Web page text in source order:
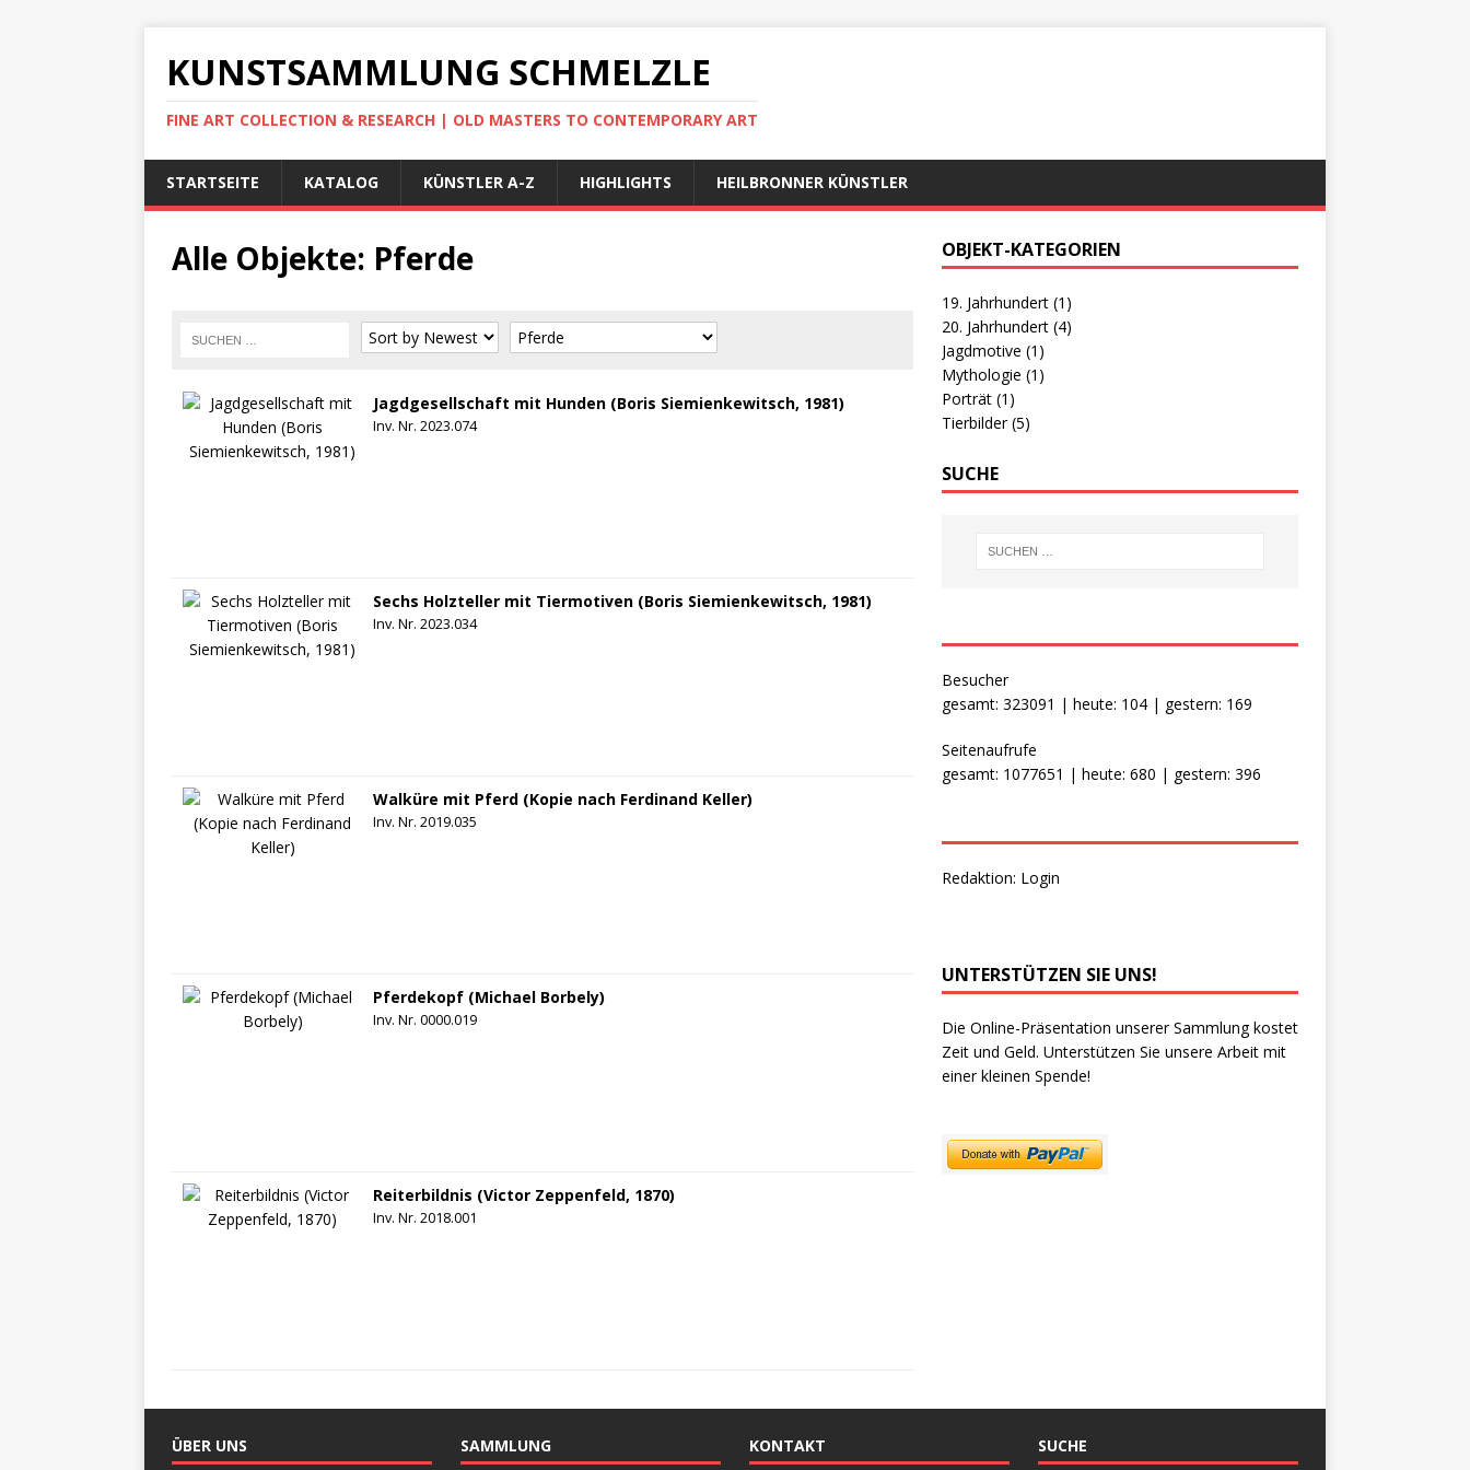
KUNSTSAMMLUNG SCHMELZLE
FINE ART COLLECTION & RESEARCH | OLD MASTERS TO CONTEMPORARY ART
STARTSEITE KATALOG KÜNSTLER A-Z HIGHLIGHTS HEILBRONNER KÜNSTLER
Alle Objekte: Pferde
Jagdgesellschaft mit Hunden (Boris Siemienkewitsch, 1981)
Inv. Nr. 2023.074
Sechs Holzteller mit Tiermotiven (Boris Siemienkewitsch, 1981)
Inv. Nr. 2023.034
Walküre mit Pferd (Kopie nach Ferdinand Keller)
Inv. Nr. 2019.035
Pferdekopf (Michael Borbely)
Inv. Nr. 0000.019
Reiterbildnis (Victor Zeppenfeld, 1870)
Inv. Nr. 2018.001
OBJEKT-KATEGORIEN
19. Jahrhundert (1)
20. Jahrhundert (4)
Jagdmotive (1)
Mythologie (1)
Porträt (1)
Tierbilder(5)
SUCHE
Besucher
gesamt: 323091 | heute: 104 | gestern: 169
Seitenaufrufe
gesamt: 1077651 | heute: 680 | gestern: 396
Redaktion: Login
UNTERSTÜTZEN SIE UNS!
Die Online-Präsentation unserer Sammlung kostet
Zeit und Geld. Unterstützen Sie unsere Arbeit mit
einer kleinen Spende!
ÜBER UNS SAMMLUNG KONTAKT SUCHE